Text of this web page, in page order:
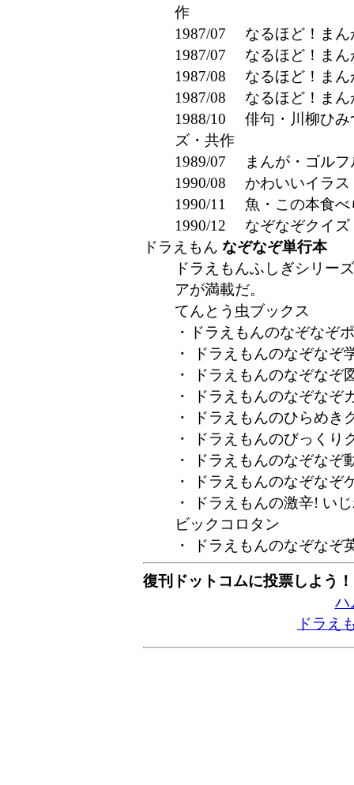
作
1987/07 なるほど！ま
1987/07 なるほど！ま
1987/08 なるほど！ま
1987/08 なるほど！ま
1988/10 俳句・川柳ひ
ズ・共作
1989/07 まんが・ゴ
1990/08 かわいいイラ
1990/11 魚・この本食
1990/12 なぞなぞクイ
ドラえもん なぞなぞ単行本
ドラえもんふしぎシリー
アが満載だ。
てんとう虫ブックス
・ドラえもんのなぞなぞ
・ ドラえもんのなぞなぞ
・ ドラえもんのなぞなぞ
・ ドラえもんのなぞなぞ
・ ドラえもんのひらめき
・ ドラえもんのびっくり
・ ドラえもんのなぞなぞ
・ ドラえもんのなぞなぞ
・ ドラえもんの激辛! い
ビックコロタン
・ ドラえもんのなぞなぞ
復刊ドットコムに投票しよう！
ハ
ドラえ